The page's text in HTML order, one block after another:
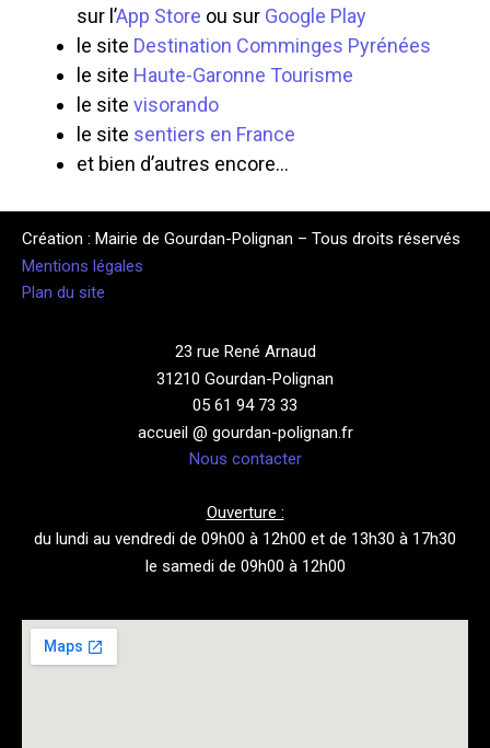
sur l’App Store ou sur Google Play
le site Destination Comminges Pyrénées
le site Haute-Garonne Tourisme
le site visorando
le site sentiers en France
et bien d’autres encore…
Création : Mairie de Gourdan-Polignan – Tous droits réservés
Mentions légales
Plan du site
23 rue René Arnaud
31210 Gourdan-Polignan
05 61 94 73 33
accueil @ gourdan-polignan.fr
Nous contacter
Ouverture :
du lundi au vendredi de 09h00 à 12h00 et de 13h30 à 17h30
le samedi de 09h00 à 12h00